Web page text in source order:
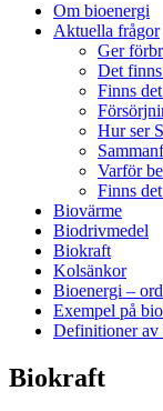
Om bioenergi
Aktuella frågor
Ger
Det
Finns
Hur ser
Varför
Finns
Biovärme
Biodrivmedel
Biokraft
Kolsänkor
Bioenergi –
Exempel på
Definitioner av
Biokraft